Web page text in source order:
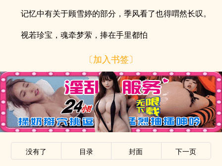
记忆中有关于顾雪婷的部分，季风看了也得喟然长叹。
视若珍宝，魂牵梦萦，捧在手里都怕
〔加入书签〕
没有了 目录 封面 下一页